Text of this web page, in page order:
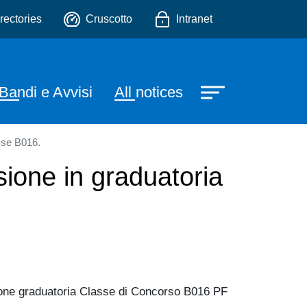
Cruscotto Intranet
Bandi e Avvisi All notices
B016.
in graduatoria
graduatoria Classe di Concorso B016 PF